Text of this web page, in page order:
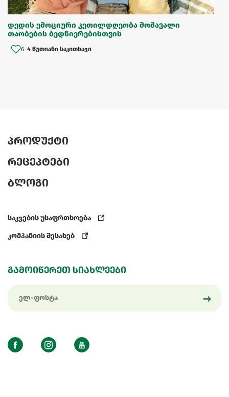
დედის ემოციური კეთილდღეობა მომავალი
თაობების ბედნიერებისთვის
6 4 წუთიანი საკითხავი
პროდუქტი
რეცეპტები
ბლოგი
საკვების უსაფრთხოება
კომპანიის შესახებ
გამოიწერეთ სიახლეები